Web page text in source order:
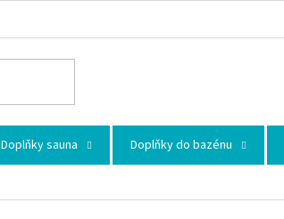
Doplňky sauna Doplňky do bazénu